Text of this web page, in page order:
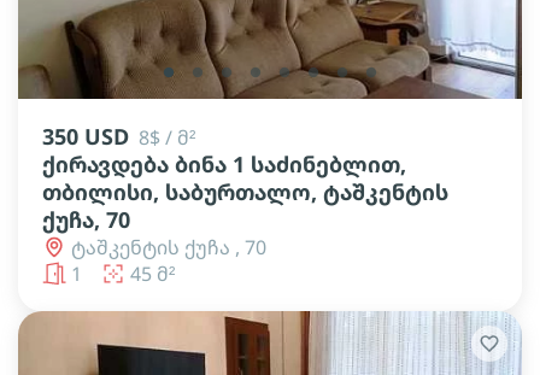
lens lens lens lens lens lens lens lens
350 USD 8$ / მ²
ქირავდება ბინა 1 საძინებლით,
თბილისი, საბურთალო, ტაშკენტის
ქუჩა, 70
ტაშკენტის ქუჩა , 70
1
45 მ²